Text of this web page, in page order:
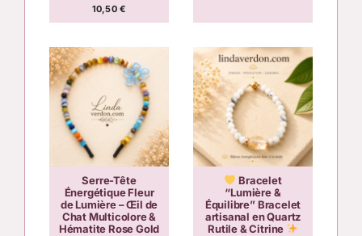
10,50 €
Serre-Tête
Énergétique Fleur
de Lumière – Œil de
Chat Multicolore &
Hématite Rose Gold
Bracelet
“Lumière &
Équilibre” Bracelet
artisanal en Quartz
Rutile & Citrine